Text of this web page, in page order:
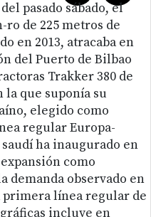
pasado sábado, el
ro de 225 metros de
en 2013, atracaba en
del Puerto de Bilbao
Trakker 380 de
la que suponía su
elegido como
regular Europa-
ha inaugurado en
como
demanda observado en
primera línea regular de
incluye en